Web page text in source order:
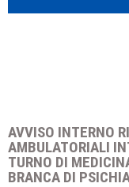
AVVISO INTERNO
AMBULATORIALI
TURNO DI
BRANCA DI